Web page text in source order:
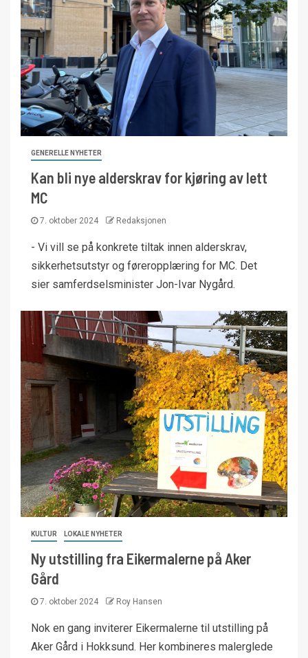
GENERELLE NYHETER
Kan bli nye alderskrav for kjøring av lett
MC
7. oktober 2024 Redaksjonen
- Vi vill se på konkrete tiltak innen alderskrav,
sikkerhetsutstyr og føreropplæring for MC. Det
sier samferdselsminister Jon-Ivar Nygård.
KULTUR LOKALE NYHETER
Ny utstilling fra Eikermalerne på Aker
Gård
7. oktober 2024 Roy Hansen
Nok en gang inviterer Eikermalerne til utstilling på
Aker Gård i Hokksund. Her kombineres malerglede